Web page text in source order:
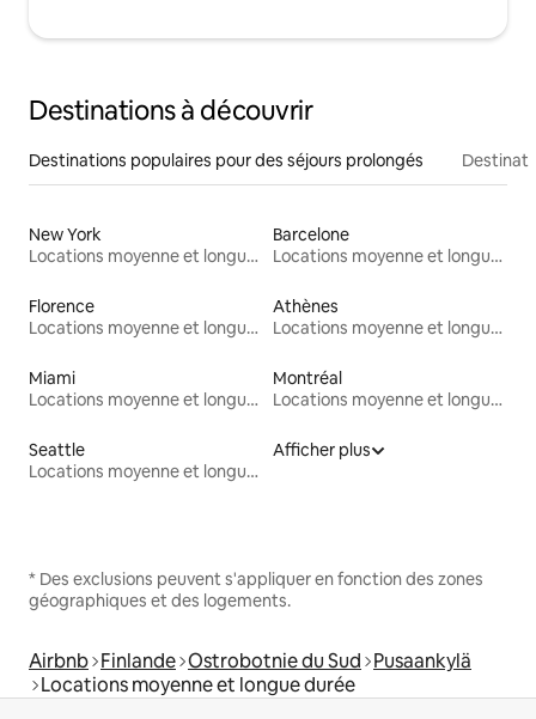
Destinations à découvrir
Destinations populaires pour des séjours prolongés
New York
Locations moyenne et longue durée
Barcelone
Locations moyenne et longue durée
Florence
Locations moyenne et longue durée
Athènes
Locations moyenne et longue durée
Miami
Locations moyenne et longue durée
Montréal
Locations moyenne et longue durée
Seattle
Locations moyenne et longue durée
Afficher plus
* Des exclusions peuvent s'appliquer en fonction des zones
géographiques et des logements.
Airbnb Finlande Ostrobotnie du Sud Pusaankylä
Locations moyenne et longue durée